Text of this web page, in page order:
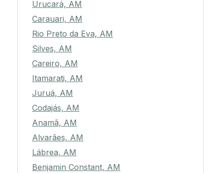
Urucará, AM
Carauari, AM
Rio Preto da Eva, AM
Silves, AM
Careiro, AM
Itamarati, AM
Juruá, AM
Codajás, AM
Anamã, AM
Alvarães, AM
Lábrea, AM
Benjamin Constant, AM